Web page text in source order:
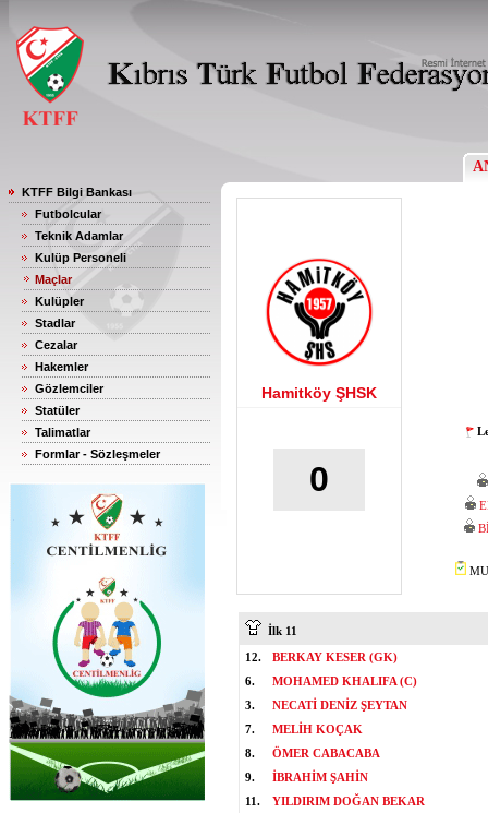
KTFF Bilgi Bankası
Futbolcular
Teknik Adamlar
Kulüp Personeli
Maçlar
Kulüpler
Stadlar
Cezalar
Hakemler
Gözlemciler
Statüler
Talimatlar
Formlar - Sözleşmeler
Hamitköy ŞHSK
0
İlk 11
12.
BERKAY KESER (GK)
6.
MOHAMED KHALIFA (C)
3.
NECATİ DENİZ ŞEYTAN
7.
MELİH KOÇAK
8.
ÖMER CABACABA
9.
İBRAHİM ŞAHİN
11.
YILDIRIM DOĞAN BEKAR